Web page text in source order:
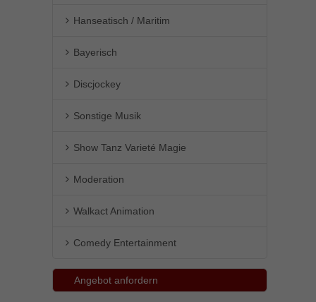
Hanseatisch / Maritim
Bayerisch
Discjockey
Sonstige Musik
Show Tanz Varieté Magie
Moderation
Walkact Animation
Comedy Entertainment
Angebot anfordern